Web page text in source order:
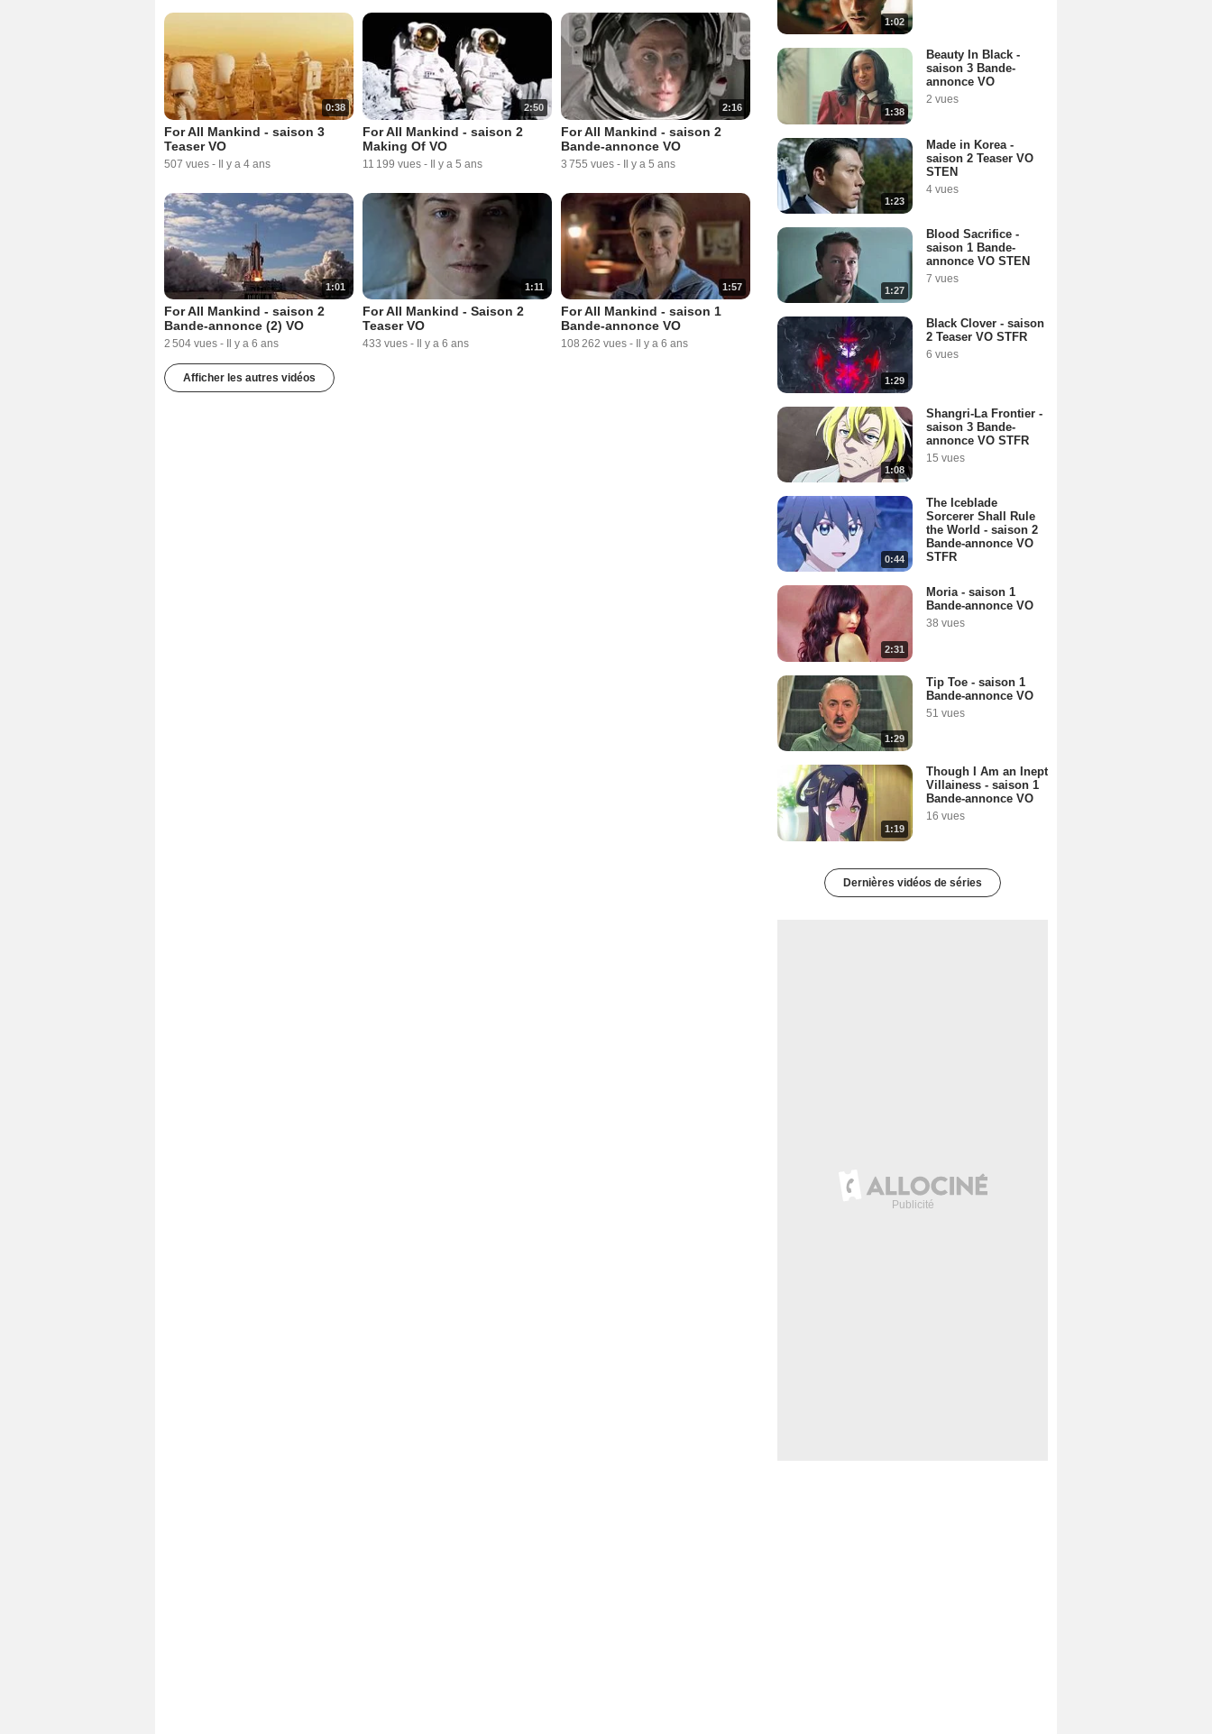
0:38
For All Mankind - saison 3
Teaser VO
507 vues - Il y a 4 ans
2:50
For All Mankind - saison 2
Making Of VO
11 199 vues - Il y a 5 ans
2:16
For All Mankind - saison 2
Bande-annonce VO
3 755 vues - Il y a 5 ans
1:01
For All Mankind - saison 2
Bande-annonce (2) VO
2 504 vues - Il y a 6 ans
1:11
For All Mankind - Saison 2
Teaser VO
433 vues - Il y a 6 ans
1:57
For All Mankind - saison 1
Bande-annonce VO
108 262 vues - Il y a 6 ans
Afficher les autres vidéos
1:02
1:38
Beauty In Black -
saison 3 Bande-
annonce VO
2 vues
1:23
Made in Korea -
saison 2 Teaser VO
STEN
4 vues
1:27
Blood Sacrifice -
saison 1 Bande-
annonce VO STEN
7 vues
1:29
Black Clover - saison
2 Teaser VO STFR
6 vues
1:08
Shangri-La Frontier -
saison 3 Bande-
annonce VO STFR
15 vues
0:44
The Iceblade
Sorcerer Shall Rule
the World - saison 2
Bande-annonce VO
STFR
2:31
Moria - saison 1
Bande-annonce VO
38 vues
1:29
Tip Toe - saison 1
Bande-annonce VO
51 vues
1:19
Though I Am an Inept
Villainess - saison 1
Bande-annonce VO
16 vues
Dernières vidéos de séries